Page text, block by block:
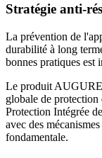
Stratégie anti-
La prévention de
durabilité à long
bonnes pratiques est
Le produit AUGURE
globale de protection
Protection Intégrée
avec des
fondamentale.